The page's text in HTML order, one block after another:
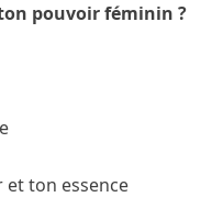
pouvoir féminin ?
ton essence